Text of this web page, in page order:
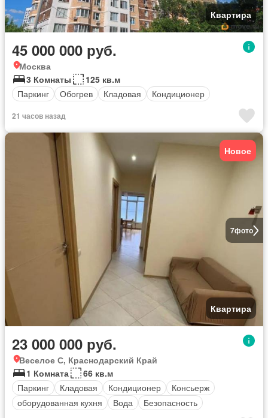
Квартира
45 000 000 руб.
Москва
3 Комнаты
125 кв.м
Паркинг
Обогрев Кладовая Кондиционер
21 часов назад
7фото
Новое
Квартира
23 000 000 руб.
Веселое С, Краснодарский Край
1 Комната
66 кв.м
Паркинг
Кладовая Кондиционер
Консьерж
оборудованная кухня
Вода Безопасность